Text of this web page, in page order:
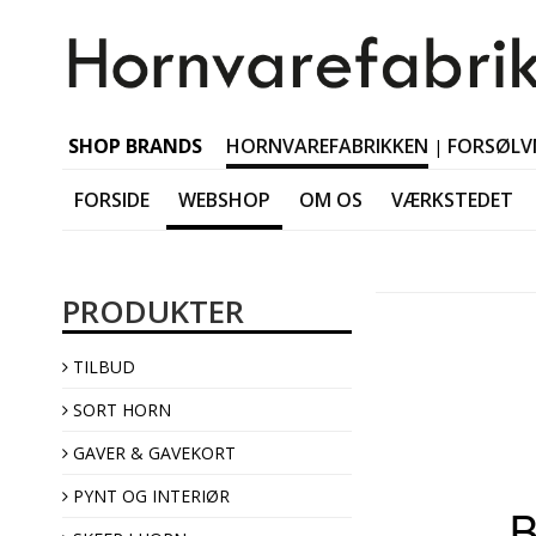
SHOP BRANDS HORNVAREFABRIKKEN |
FORSIDE WEBSHOP OM OS VÆRKSTEDET
PRODUKTER
TILBUD
SORT HORN
GAVER & GAVEKORT
PYNT OG INTERIØR